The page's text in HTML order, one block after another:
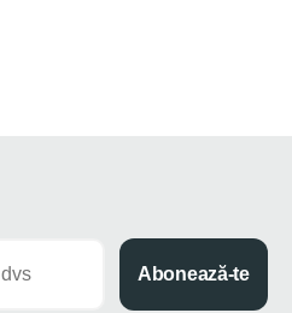
Abonează-te